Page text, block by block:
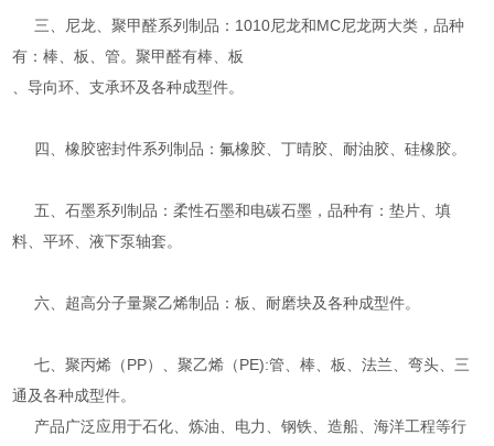
三、尼龙、聚甲醛系列制品：1010尼龙和MC尼龙两大类，品种
有：棒、板、管。聚甲醛有棒、板
、导向环、支承环及各种成型件。
四、橡胶密封件系列制品：氟橡胶、丁晴胶、耐油胶、硅橡胶。
五、石墨系列制品：柔性石墨和电碳石墨，品种有：垫片、填
料、平环、液下泵轴套。
六、超高分子量聚乙烯制品：板、耐磨块及各种成型件。
七、聚丙烯（PP）、聚乙烯（PE):管、棒、板、法兰、弯头、三
通及各种成型件。
产品广泛应用于石化、炼油、电力、钢铁、造船、海洋工程等行